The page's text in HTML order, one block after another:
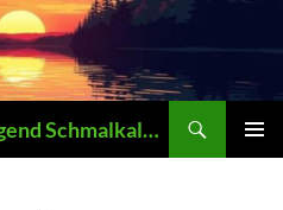
Reisetagebuch der ev. Jugend Schmalkalden